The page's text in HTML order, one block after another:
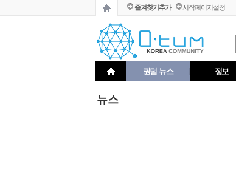
즐겨찾기추가 시작페이지설정
퀀텀 뉴스 정보
뉴스